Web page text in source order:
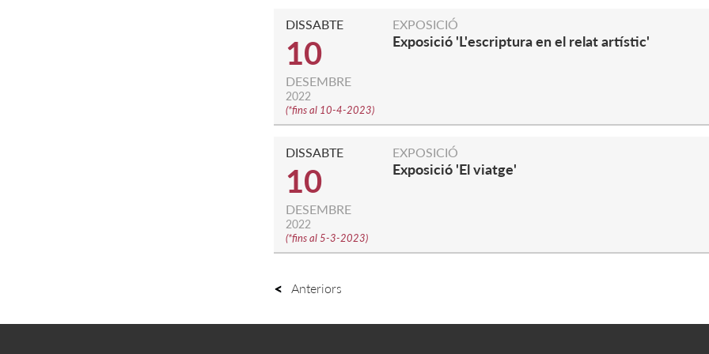
DISSABTE
10
DESEMBRE
2022
(*fins al 10-4-2023)
EXPOSICIÓ
Exposició 'L'escriptura en el relat artístic'
DISSABTE
10
DESEMBRE
2022
(*fins al 5-3-2023)
EXPOSICIÓ
Exposició 'El viatge'
Anteriors